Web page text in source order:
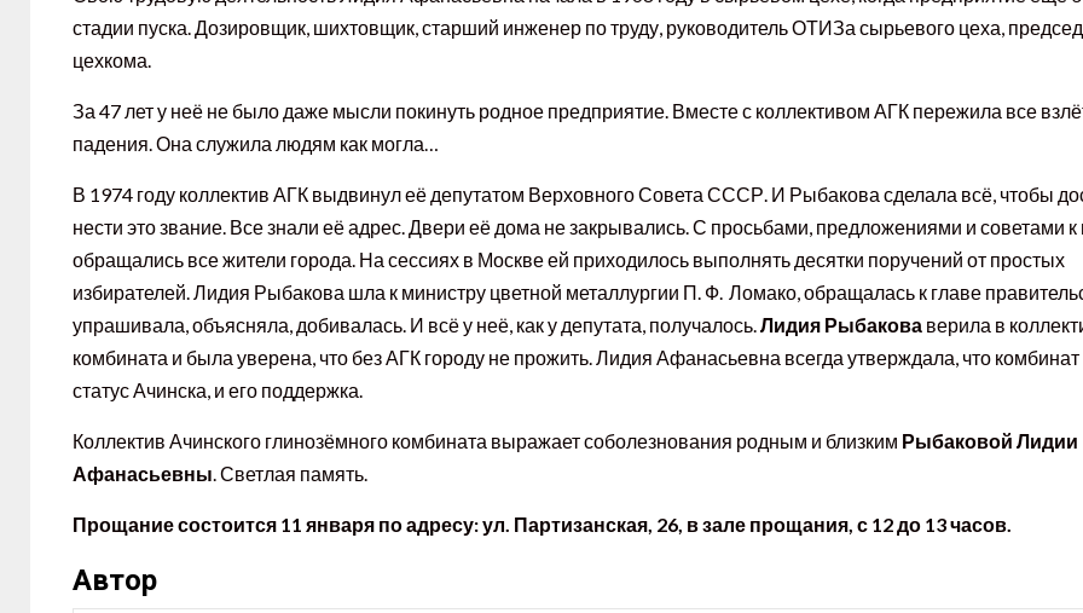
стадии пуска. Дозировщик, шихтовщик, старший инженер по труду, руководитель ОТИЗа сырьевого цеха,
цехкома.
За 47 лет у неё не было даже мысли покинуть родное предприятие. Вместе с коллективом АГК пережила все
падения. Она служила людям как могла…
В 1974 году коллектив АГК выдвинул её депутатом Верховного Совета СССР. И Рыбакова сделала всё, чтобы
нести это звание. Все знали её адрес. Двери её дома не закрывались. С просьбами, предложениями и советами к
обращались все жители города. На сессиях в Москве ей приходилось выполнять десятки поручений от простых
избирателей. Лидия Рыбакова шла к министру цветной металлургии П. Ф. Ломако, обращалась к главе
упрашивала, объясняла, добивалась. И всё у неё, как у депутата, получалось.Лидия Рыбакова верила в
комбината и была уверена, что без АГК городу не прожить. Лидия Афанасьевна всегда утверждала, что комбинат
статус Ачинска, и его поддержка.
Коллектив Ачинского глинозёмного комбината выражает соболезнования родным и близким Рыбаковой Лидии
Афанасьевны. Светлая память.
Прощание состоится 11 января по адресу: ул. Партизанская, 26, в зале прощания, с 12 до 13 часов.
Автор